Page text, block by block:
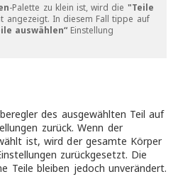
-Palette zu klein ist, wird die "Teile
angezeigt. In diesem Fall tippe auf
auswählen“Einstellung
des ausgewählten Teil auf
zurück. Wenn der
ist, wird der gesamte Körper
zurückgesetzt. Die
Teile bleiben jedoch unverändert.